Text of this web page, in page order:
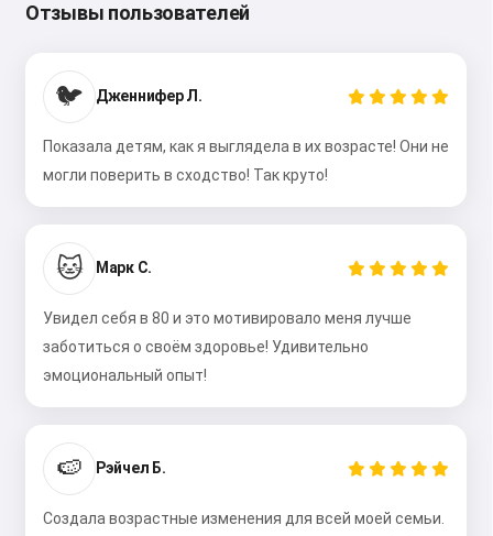
Отзывы пользователей
🐦 Дженнифер Л.
Показала детям, как я выглядела в их возрасте! Они не
могли поверить в сходство! Так круто!
🐱 Марк С.
Увидел себя в 80 и это мотивировало меня лучше
заботиться о своём здоровье! Удивительно
эмоциональный опыт!
🍉 Рэйчел Б.
Создала возрастные изменения для всей моей семьи.